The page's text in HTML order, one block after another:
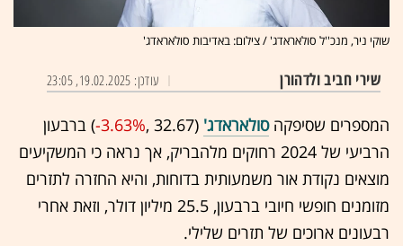
שוקי ניר, מנכ''ל סולאראדג' / צילום: באדיבות סולאראדג'
שירי חביב ולדהורן עודכן: 19.02.2025, 23:05
המספרים שסיפקהסולאראדג' (32.67 ,‎
-3.63%‏) ברבעון
הרביעי של 2024 רחוקים מלהבריק, אך נראה כי המשקיעים
מוצאים נקודת אור משמעותית בדוחות, והיא החזרה לתזרים
מזומנים חופשי חיובי ברבעון, 25.5 מיליון דולר, וזאת אחרי
רבעונים ארוכים של תזרים שלילי.